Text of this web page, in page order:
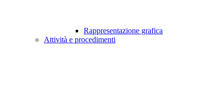
Rappresentazione grafica
Attività e procedimenti